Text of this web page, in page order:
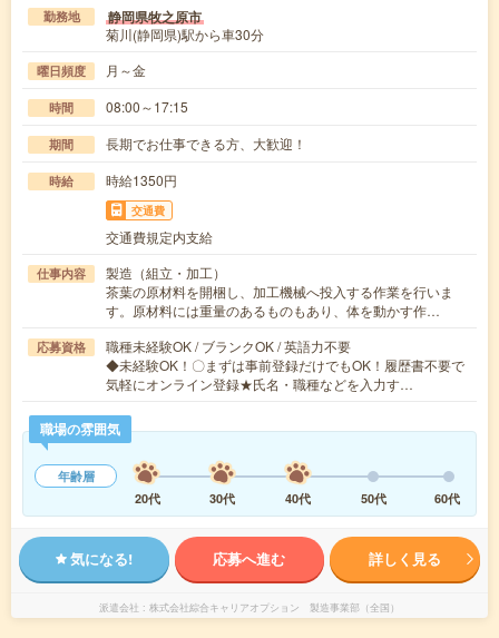
勤務地 静岡県牧之原市
菊川(静岡県)駅から車30分
曜日頻度 月～金
時間 08:00～17:15
期間 長期でお仕事できる方、大歓迎！
時給 時給1350円
交通費
交通費規定内支給
仕事内容
製造（組立・加工）
茶葉の原材料を開梱し、加工機械へ投入する作業を行いま
す。原材料には重量のあるものもあり、体を動かす作…
応募資格
職種未経験OK / ブランクOK / 英語力不要
◆未経験OK！〇まずは事前登録だけでもOK！履歴書不要で
気軽にオンライン登録★氏名・職種などを入力す…
職場の雰囲気
年齢層
20代
30代 40代 50代 60代
気になる! 応募へ進む 詳しく見る
派遣会社 株式会社綜合キャリアオプション 製造事業部（全国）